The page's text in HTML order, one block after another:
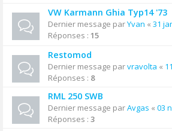
VW Karmann Ghia Typ14 '73
Dernier message parYvan « 31
Réponses : 15
Restomod
Dernier message parvravolta «
Réponses : 8
RML 250 SWB
Dernier message parAvgas « 03
Réponses : 3